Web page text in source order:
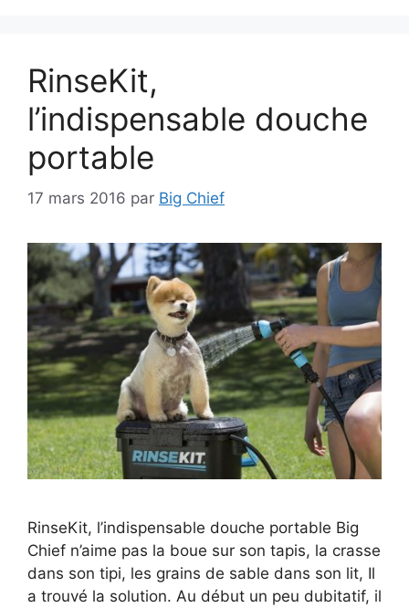
RinseKit,
l’indispensable douche
portable
17 mars 2016 par Big Chief
RinseKit, l’indispensable douche portable Big
Chief n’aime pas la boue sur son tapis, la crasse
dans son tipi, les grains de sable dans son lit, Il
a trouvé la solution. Au début un peu dubitatif, il